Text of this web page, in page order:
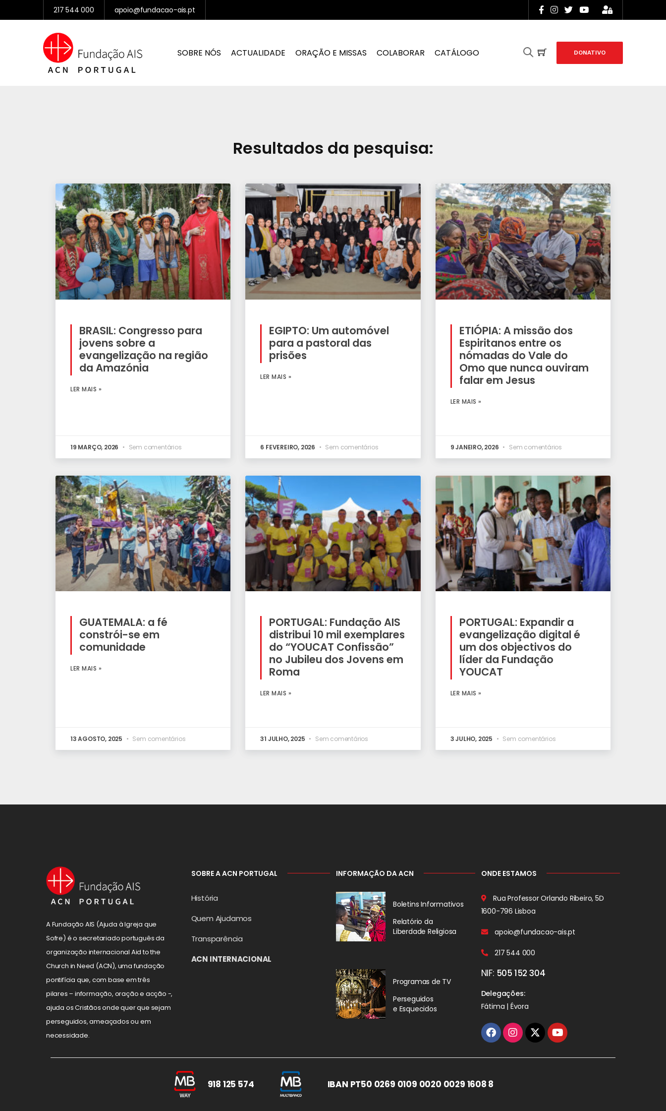
217 544 000 apoio@fundacao-ais.pt
SOBRE NÓS ACTUALIDADE ORAÇÃO E MISSAS COLABORAR CATÁLOGO DONATIVO
Resultados da pesquisa:
BRASIL: Congresso para
jovens sobre a
evangelização na região
da Amazónia
LER MAIS »
19 MARÇO, 2026 Sem comentários
EGIPTO: Um automóvel
para a pastoral das
prisões
LER MAIS »
6 FEVEREIRO, 2026 Sem comentários
ETIÓPIA: A missão dos
Espiritanos entre os
nómadas do Vale do
Omo que nunca ouviram
falar em Jesus
LER MAIS »
9 JANEIRO, 2026 Sem comentários
GUATEMALA: a fé
constrói-se em
comunidade
LER MAIS »
13 AGOSTO, 2025 Sem comentários
PORTUGAL: Fundação AIS
distribui 10 mil exemplares
do “YOUCAT Confissão”
no Jubileu dos Jovens em
Roma
LER MAIS »
31 JULHO, 2025 Sem comentários
PORTUGAL: Expandir a
evangelização digital é
um dos objectivos do
líder da Fundação
YOUCAT
LER MAIS »
3 JULHO, 2025 Sem comentários
A Fundação AIS (Ajuda à Igreja que
Sofre) é o secretariado português da
organização internacional Aid to the
Church in Need (ACN), uma fundação
pontifícia que, com base em três
pilares – informação, oração e acção -,
ajuda os Cristãos onde quer que sejam
perseguidos, ameaçados ou em
necessidade.
SOBRE A ACN PORTUGAL
História
Quem Ajudamos
Transparência
ACN INTERNACIONAL
INFORMAÇÃO DA ACN
Boletins Informativos
Relatório da
Liberdade Religiosa
Programas de TV
Perseguidos
e Esquecidos
ONDE ESTAMOS
Rua Professor Orlando Ribeiro, 5D
1600-796 Lisboa
apoio@fundacao-ais.pt
217 544 000
NIF: 505 152 304
Delegações:
Fátima | Évora
918 125 574 IBAN PT50 0269 0109 0020 0029 1608 8